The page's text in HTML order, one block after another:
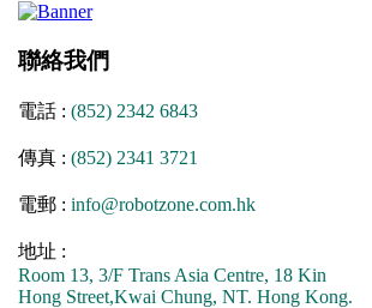
聯絡我們
電話 : (852) 2342 6843
傳真 : (852) 2341 3721
電郵 : info@robotzone.com.hk
地址 :
Room 13, 3/F Trans Asia Centre, 18 Kin
Hong Street,Kwai Chung, NT. Hong Kong.